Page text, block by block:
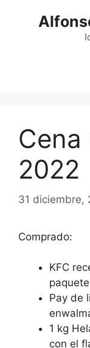
2022
31 diciembre,
Comprado:
KFC
Pay de
1 kg
con el